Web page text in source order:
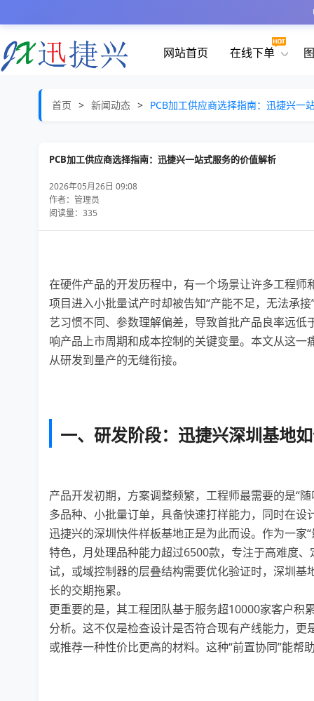
网站首页 在线下单
首页 > 新闻动态 > PCB加工供应商选择指南：迅捷兴一
PCB加工供应商选择指南：迅捷兴一站式服务的价值解析
2026年05月26日 09:08
作者：管理员
阅读量：335
在硬件产品的开发历程中，有一个场景让许多工程
项目进入小批量试产时却被告知“产能不足，无法承
艺习惯不同、参数理解偏差，导致首批产品良率远
响产品上市周期和成本控制的关键变量。本文从这一
从研发到量产的无缝衔接。
一、研发阶段：迅捷兴深圳基地
产品开发初期，方案调整频繁，工程师最需要的是“
多品种、小批量订单，具备快速打样能力，同时在设
迅捷兴的深圳快件样板基地正是为此而设。作为一家
特色，月处理品种能力超过6500款，专注于高难度
试，或域控制器的层叠结构需要优化验证时，深圳
长的交期拖累。
更重要的是，其工程团队基于服务超10000家客户积
分析。这不仅是检查设计是否符合现有产线能力，
或推荐一种性价比更高的材料。这种“前置协同”能